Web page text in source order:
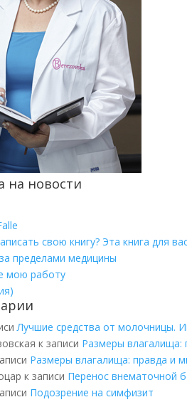
на новости
свою книгу? Эта книга для
пределами медицины
мою работу
Лучшие средства от молочницы.
к записи Размеры
Размеры влагалища: правда и
к записи Перенос внематочной
Подозрение на симфизит